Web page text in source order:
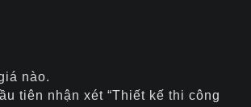
nào.
tiên nhận xét “Thiết kế thi công